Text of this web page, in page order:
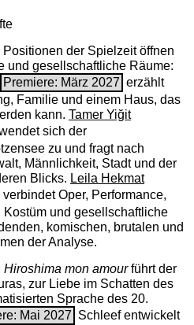
der Spielzeit öffnen
und gesellschaftliche Räume:
Premiere: März 2027 erzählt
Familie und einem Haus, das
kann. Tamer Yiğit
sich der
zu und fragt nach
Männlichkeit, Stadt und der
Blicks. Leila Hekmat
verbindet Oper, Performance,
und gesellschaftliche
komischen, brutalen und
der Analyse.
Hiroshima mon amourführt der
zur Liebe im Schatten des
Sprache des 20.
Mai 2027 Schleef entwickelt